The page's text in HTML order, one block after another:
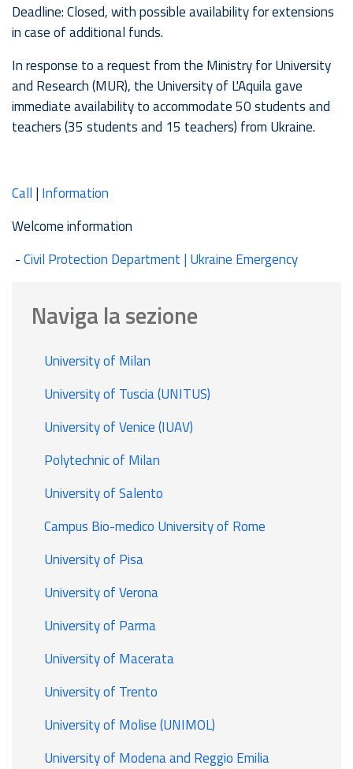
Deadline: Closed, with possible availability for extensions
in case of additional funds.
In response to a request from the Ministry for University
and Research (MUR), the University of L'Aquila gave
immediate availability to accommodate 50 students and
teachers (35 students and 15 teachers) from Ukraine.
Call | Information
Welcome information
-Civil Protection Department | Ukraine Emergency
Naviga la sezione
University of Milan
University of Tuscia (UNITUS)
University of Venice (IUAV)
Polytechnic of Milan
University of Salento
Campus Bio-medico University of Rome
University of Pisa
University of Verona
University of Parma
University of Macerata
University of Trento
University of Molise (UNIMOL)
University of Modena and Reggio Emilia